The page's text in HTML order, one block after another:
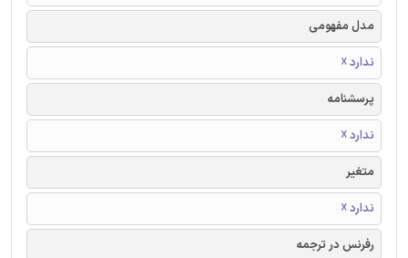
مدل مفهومی
ندارد ☓
پرسشنامه
ندارد ☓
متغیر
ندارد ☓
رفرنس در ترجمه